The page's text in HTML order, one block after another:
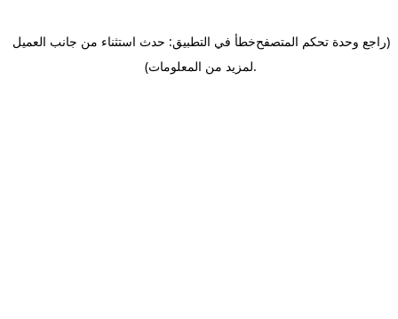
خطأ في التطبيق: حدث استثناء من جانب العميل(راجع وحدة تحكم المتصفح
لمزيد من المعلومات).